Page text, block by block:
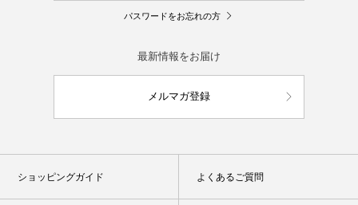
パスワードをお忘れの方
最新情報をお届け
メルマガ登録
ショッピングガイド よくあるご質問